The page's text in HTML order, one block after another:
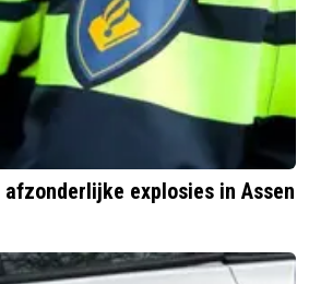
explosies in Assen